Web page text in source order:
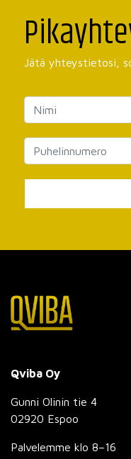
Jätä yhteystietosi,
Qviba Oy
Gunni Olinin tie 4
02920 Espoo
Palvelemme klo 8–16